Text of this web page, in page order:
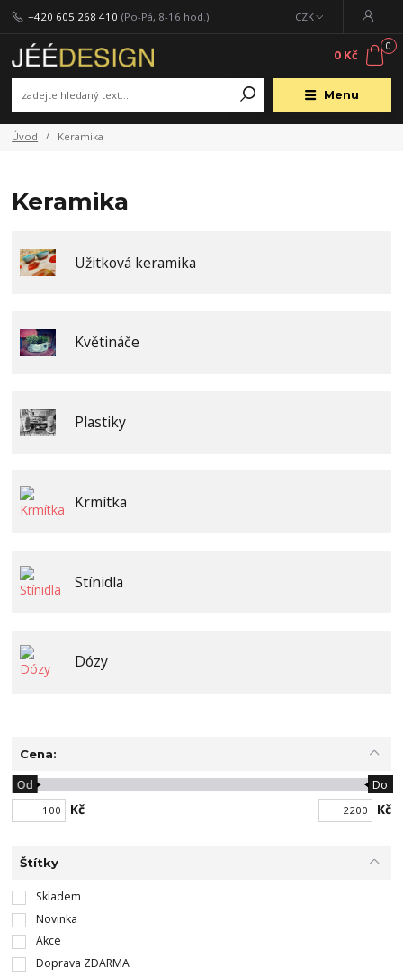
Menu
CZK
+420 605 268 410 (Po-Pá, 8-16 hod.)
0
0 Kč
Úvod Keramika
Keramika
Užitková keramika
Květináče
Plastiky
Krmítka
Stínidla
Dózy
Cena:
Kč
Od Do
Kč
Štítky
Skladem
Novinka
Akce
Doprava ZDARMA